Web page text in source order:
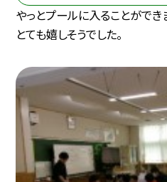
やっとプールに入ることができ
とても嬉しそうでした。